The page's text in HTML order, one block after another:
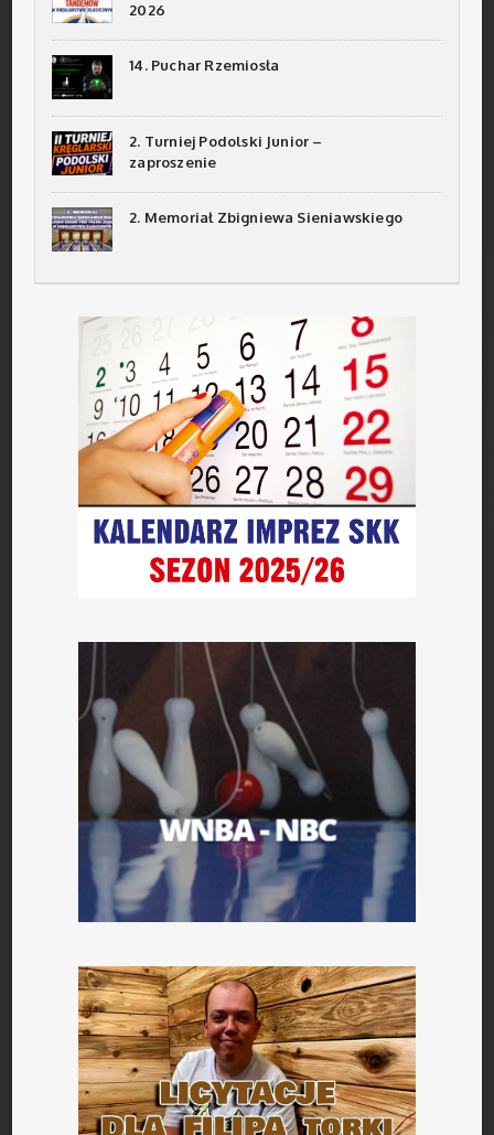
2026
14. Puchar Rzemiosła
2. Turniej Podolski Junior –
zaproszenie
2. Memoriał Zbigniewa Sieniawskiego